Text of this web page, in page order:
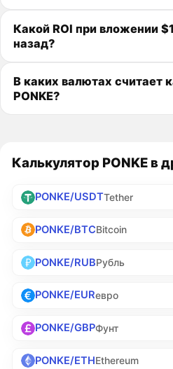
Какой ROI при вложении
назад?
В каких валютах считает
PONKE?
Калькулятор PONKE в
PONKE/USDTTether
PONKE/BTCBitcoin
PONKE/RUBРубль
PONKE/EURевро
PONKE/GBPФунт
PONKE/ETHEthereum